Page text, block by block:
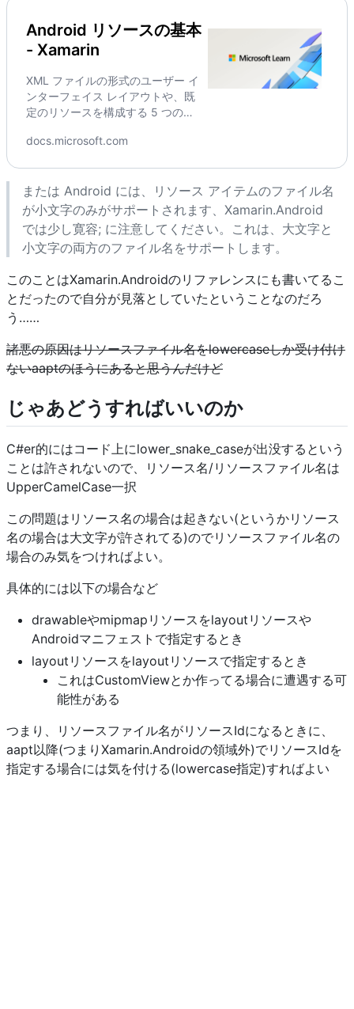
Android リソースの基本
- Xamarin
XML ファイルの形式のユーザー イ
ンターフェイス レイアウトや、既
定のリソースを構成する 5 つのフ
基本について説明します。
docs.microsoft.com
Go to Android リソースの基本 - Xamarin
または Android には、リソース アイテムのファイル名
が小文字のみがサポートされます、Xamarin.Android
では少し寛容; に注意してください。これは、大文字と
小文字の両方のファイル名をサポートします。
このことはXamarin.Androidのリファレンスにも書いてるこ
とだったので自分が見落としていたということなのだろ
う……
諸悪の原因はリソースファイル名をlowercaseしか受け付け
ないaaptのほうにあると思うんだけど
じゃあどうすればいいのか
C#er的にはコード上にlower_snake_caseが出没するという
ことは許されないので、リソース名/リソースファイル名は
UpperCamelCase一択
この問題はリソース名の場合は起きない(というかリソース
名の場合は大文字が許されてる)のでリソースファイル名の
場合のみ気をつければよい。
具体的には以下の場合など
drawableやmipmapリソースをlayoutリソースや
Androidマニフェストで指定するとき
layoutリソースをlayoutリソースで指定するとき
これはCustomViewとか作ってる場合に遭遇する可
能性がある
つまり、リソースファイル名がリソースIdになるときに、
aapt以降(つまりXamarin.Androidの領域外)でリソースIdを
指定する場合には気を付ける(lowercase指定)すればよい